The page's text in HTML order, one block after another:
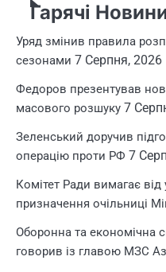
Гарячі
Уряд змінив правила
сезонами 7 Серпня, 2026
Федоров презентував
масового розшуку 7
Зеленський доручив
операцію проти РФ 7
Комітет Ради вимагає
призначення очільниці
Оборонна та економічна
говорив із главою МЗС